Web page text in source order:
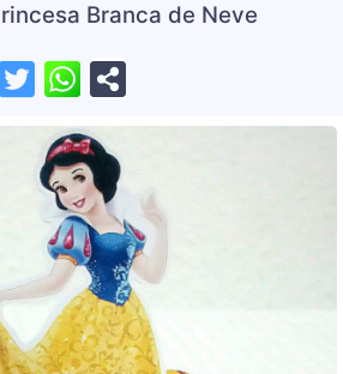
Branca de Neve